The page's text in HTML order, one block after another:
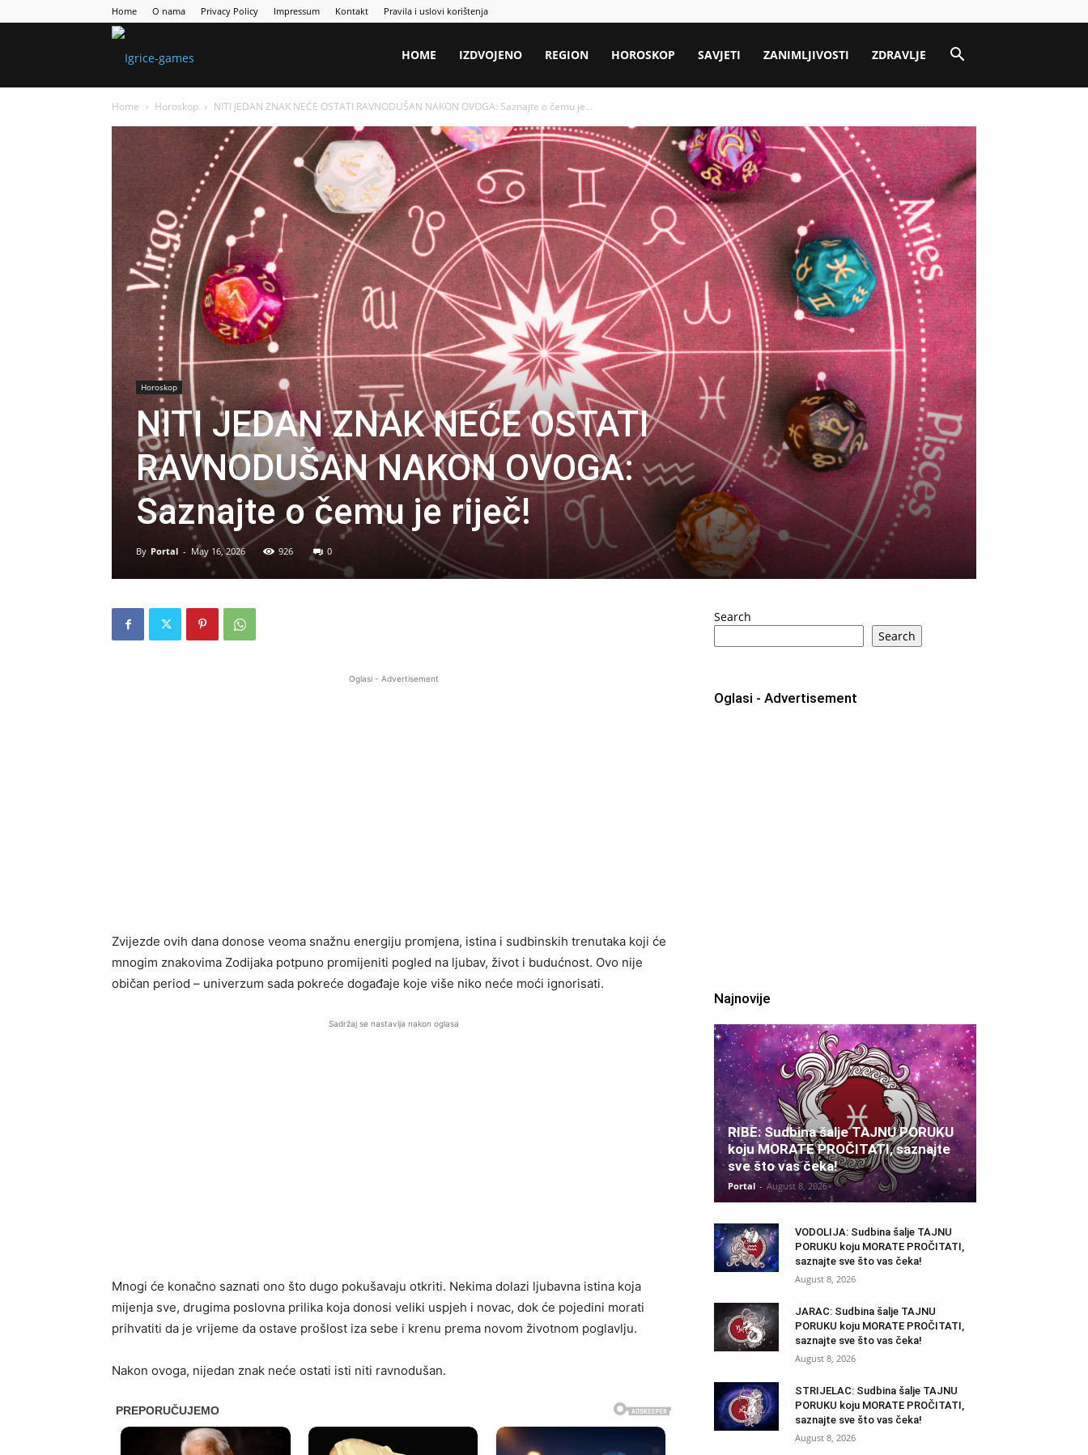
Home O nama Privacy Policy Impressum Kontakt Pravila i uslovi korištenja
HOME IZDVOJENO REGION HOROSKOP SAVJETI ZANIMLJIVOSTI ZDRAVLJE
Home Horoskop NITI JEDAN ZNAK NEĆE OSTATI RAVNODUŠAN NAKON OVOGA: Saznajte o čemu je...
Horoskop
NITI JEDAN ZNAK NEĆE OSTATI
RAVNODUŠAN NAKON OVOGA:
Saznajte o čemu je riječ!
By Portal - May 16, 2026 926 0
Oglasi - Advertisement
Zvijezde ovih dana donose veoma snažnu energiju promjena, istina i sudbinskih trenutaka koji će
mnogim znakovima Zodijaka potpuno promijeniti pogled na ljubav, život i budućnost. Ovo nije
običan period – univerzum sada pokreće događaje koje više niko neće moći ignorisati.
Sadržaj se nastavlja nakon oglasa
Mnogi će konačno saznati ono što dugo pokušavaju otkriti. Nekima dolazi ljubavna istina koja
mijenja sve, drugima poslovna prilika koja donosi veliki uspjeh i novac, dok će pojedini morati
prihvatiti da je vrijeme da ostave prošlost iza sebe i krenu prema novom životnom poglavlju.
Nakon ovoga, nijedan znak neće ostati isti niti ravnodušan.
Search
Search
Oglasi - Advertisement
Najnovije
RIBE: Sudbina šalje TAJNU PORUKU
koju MORATE PROČITATI, saznajte
sve što vas čeka!
Portal - August 8, 2026
VODOLIJA: Sudbina šalje TAJNU
PORUKU koju MORATE PROČITATI,
saznajte sve što vas čeka!
August 8, 2026
JARAC: Sudbina šalje TAJNU
PORUKU koju MORATE PROČITATI,
saznajte sve što vas čeka!
August 8, 2026
STRIJELAC: Sudbina šalje TAJNU
PORUKU koju MORATE PROČITATI,
saznajte sve što vas čeka!
August 8, 2026